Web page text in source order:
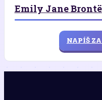
Emily Jane
NAPÍŠ